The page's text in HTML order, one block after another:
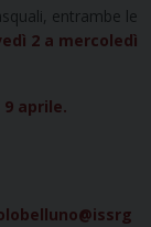
entrambe le
2 a mercoledì
aprile.